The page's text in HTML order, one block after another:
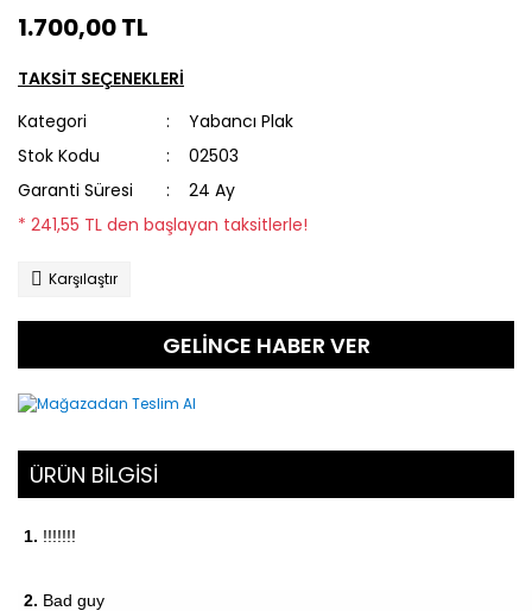
1.700,00 TL
TAKSİT SEÇENEKLERİ
Kategori
Yabancı Plak
Stok Kodu
02503
Garanti Süresi
24 Ay
* 241,55 TL den başlayan taksitlerle!
Karşılaştır
GELİNCE HABER VER
ÜRÜN BİLGİSİ
1. !!!!!!!
2. Bad guy